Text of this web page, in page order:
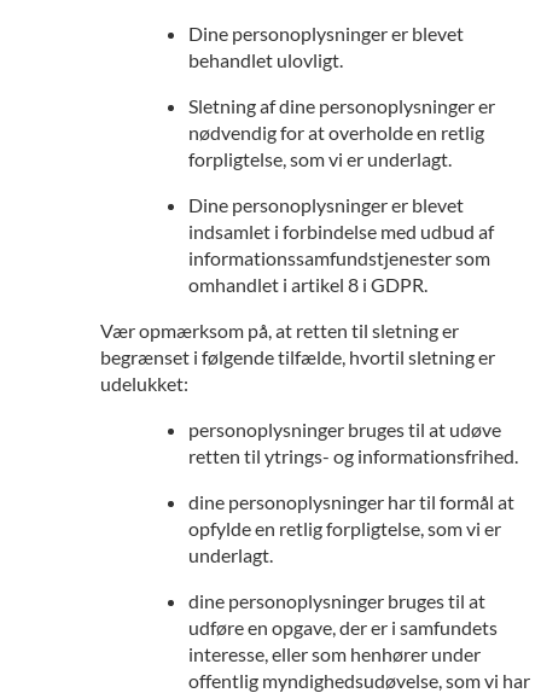
Dine personoplysninger er blevet
behandlet ulovligt.
Sletning af dine personoplysninger er
nødvendig for at overholde en retlig
forpligtelse, som vi er underlagt.
Dine personoplysninger er blevet
indsamlet i forbindelse med udbud af
informationssamfundstjenester som
omhandlet i artikel 8 i GDPR.
Vær opmærksom på, at retten til sletning er
begrænset i følgende tilfælde, hvortil sletning er
udelukket:
personoplysninger bruges til at udøve
retten til ytrings- og informationsfrihed.
dine personoplysninger har til formål at
opfylde en retlig forpligtelse, som vi er
underlagt.
dine personoplysninger bruges til at
udføre en opgave, der er i samfundets
interesse, eller som henhører under
offentlig myndighedsudøvelse, som vi har